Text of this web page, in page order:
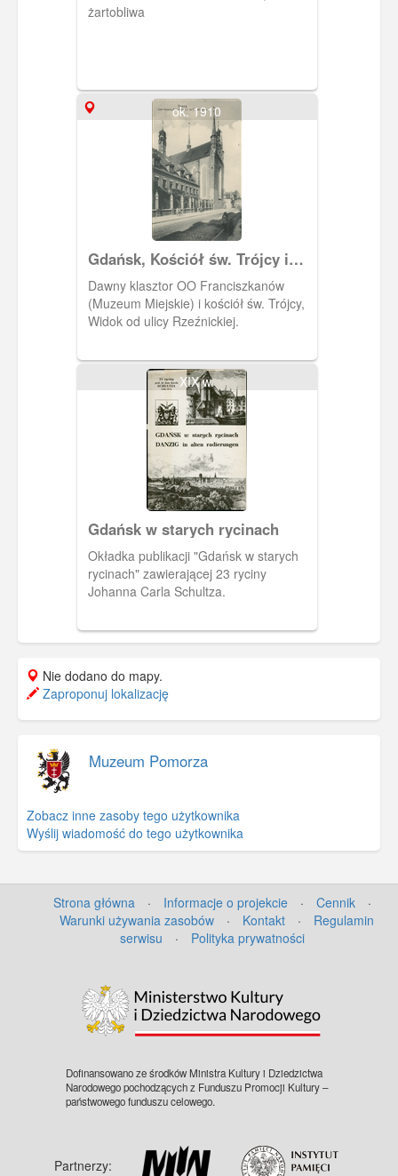
żartobliwa
ok. 1910
Gdańsk, Kościół św. Trójcy i
Dawny klasztor OO
Franciszkanów (Muzeum
Miejskie)
Dawny klasztor OO Franciszkanów
(Muzeum Miejskie) i kościół św. Trójcy,
Widok od ulicy Rzeźnickiej.
XIX w.
Gdańsk w starych rycinach
Okładka publikacji "Gdańsk w starych
rycinach" zawierającej 23 ryciny
Johanna Carla Schultza.
Nie dodano do mapy.
Zaproponuj lokalizację
Muzeum Pomorza
Zobacz inne zasoby tego użytkownika
Wyślij wiadomość do tego użytkownika
Strona główna · Informacje o projekcie · Cennik
·
Warunki używania zasobów
· Kontakt ·
Regulamin
serwisu
· Polityka prywatności
Dofinansowano ze środków Ministra Kultury i Dziedzictwa
Narodowego pochodzących z Funduszu Promocji Kultury –
państwowego funduszu celowego.
Partnerzy: